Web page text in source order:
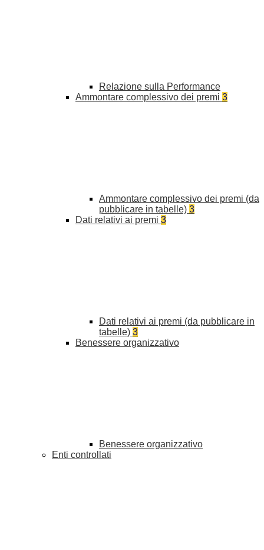
Relazione sulla Performance
Ammontare complessivo dei premi 3
Ammontare complessivo dei premi (da
pubblicare in tabelle) 3
Dati relativi ai premi 3
Dati relativi ai premi (da pubblicare in
tabelle) 3
Benessere organizzativo
Benessere organizzativo
Enti controllati